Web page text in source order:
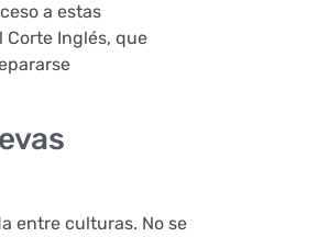
a estas
Corte Inglés, que
entre culturas. No se